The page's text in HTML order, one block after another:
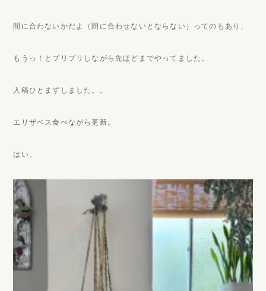
間に合わないかだよ（間に合わせないとならない）ってのもあり、
もうっ！とプリプリしながら先ほどまでやってました。
入稿ひとまずしました。。
エリザベス食べながら更新。
はい。